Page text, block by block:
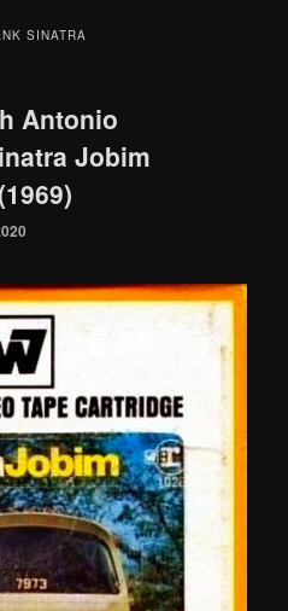
SINATRA
Antonio
Jobim